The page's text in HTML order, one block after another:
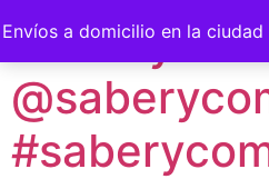
Envíos a domicilio en la ciudad
to
content
Saber y